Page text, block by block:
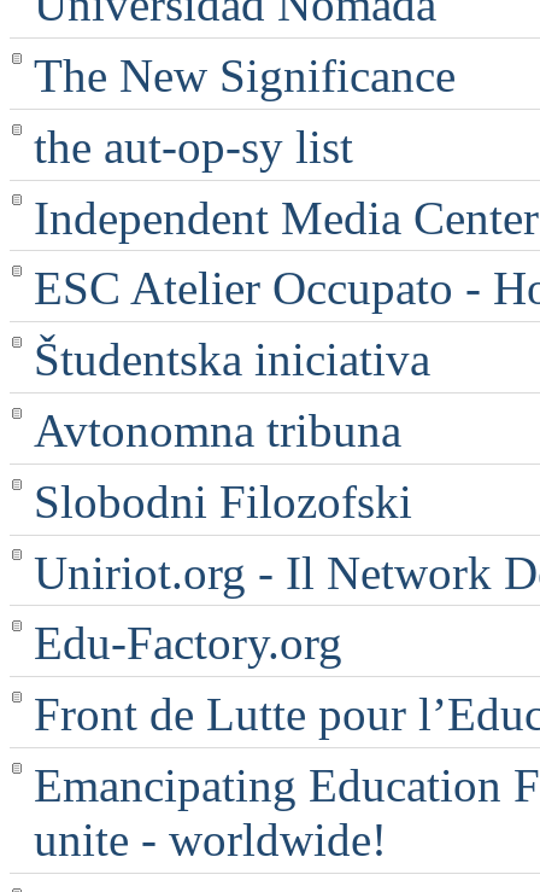
The New Significance
the aut-op-sy list
Independent Media
ESC Atelier Occupato -
Študentska iniciativa
Avtonomna tribuna
Slobodni Filozofski
Uniriot.org - Il Network
Edu-Factory.org
Front de Lutte pour
Emancipating Education
unite - worldwide!